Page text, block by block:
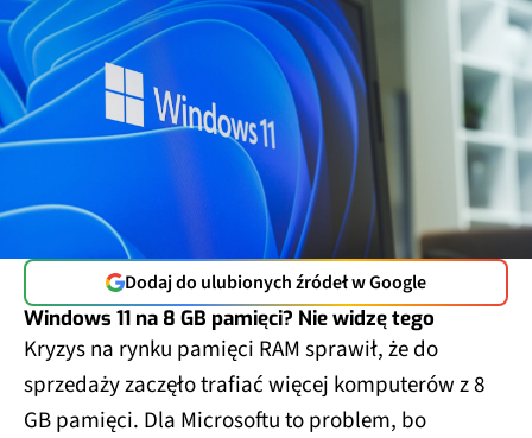
Dodaj do ulubionych źródeł w Google
Windows 11 na 8 GB pamięci? Nie widzę tego
Kryzys na rynku pamięci RAM sprawił, że do
sprzedaży zaczęło trafiać więcej komputerów z 8
GB pamięci. Dla Microsoftu to problem, bo